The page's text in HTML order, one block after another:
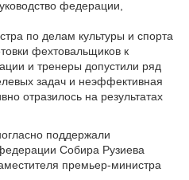
федерации,
по делам культуры и спорта
фехтовальщиков к
и тренеры допустили ряд
задач и неэффективная
отразилось на результатах
поддержали
Собира Рузиева
премьер-министра